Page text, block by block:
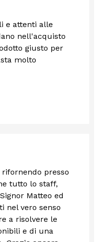
e attenti alle
nell'acquisto
giusto per
molto
presso
tutto lo staff,
Matteo ed
nel vero senso
a risolvere le
e di una